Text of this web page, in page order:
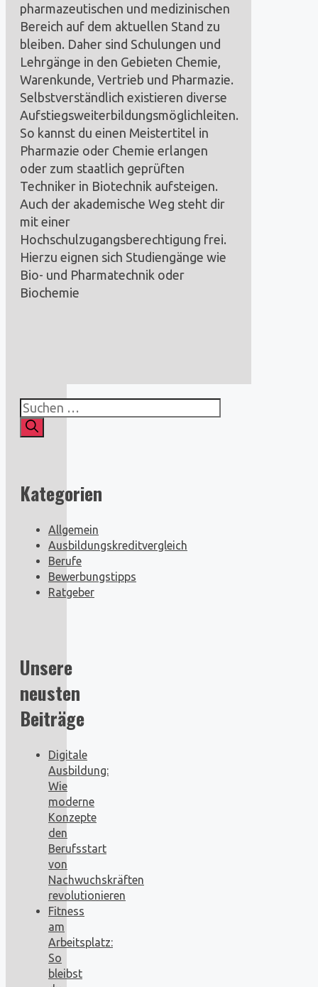
pharmazeutischen und medizinischen
Bereich auf dem aktuellen Stand zu
bleiben. Daher sind Schulungen und
Lehrgänge in den Gebieten Chemie,
Warenkunde, Vertrieb und Pharmazie.
Selbstverständlich existieren diverse
Aufstiegsweiterbildungsmöglichleiten.
So kannst du einen Meistertitel in
Pharmazie oder Chemie erlangen
oder zum staatlich geprüften
Techniker in Biotechnik aufsteigen.
Auch der akademische Weg steht dir
mit einer
Hochschulzugangsberechtigung frei.
Hierzu eignen sich Studiengänge wie
Bio- und Pharmatechnik oder
Biochemie
Suchen
nach:
Kategorien
Allgemein
Ausbildungskreditvergleich
Berufe
Bewerbungstipps
Ratgeber
Unsere
neusten
Beiträge
Digitale
Ausbildung:
Wie
moderne
Konzepte
den
Berufsstart
von
Nachwuchskräften
revolutionieren
Fitness
am
Arbeitsplatz:
So
bleibst